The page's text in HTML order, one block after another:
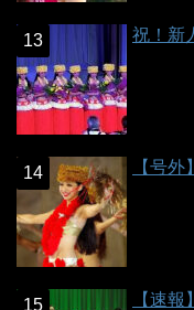
祝！新
【号
【速